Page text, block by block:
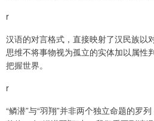
r
汉语的对言格式，直接映射了汉民族以
思维不将事物视为孤立的实体加以属性
把握世界。
r
“鳞潜”与“羽翔”并非两个独立命题的罗